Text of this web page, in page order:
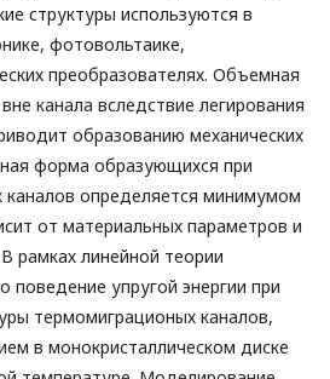
структуры используются в
фотовольтаике,
преобразователях. Объемная
канала вследствие легирования
образованию механических
форма образующихся при
каналов определяется минимумом
от материальных параметров и
рамках линейной теории
поведение упругой энергии при
термомиграционых каналов,
в монокристаллическом диске